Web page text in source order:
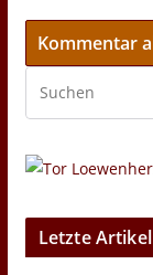
Letzte Artikel